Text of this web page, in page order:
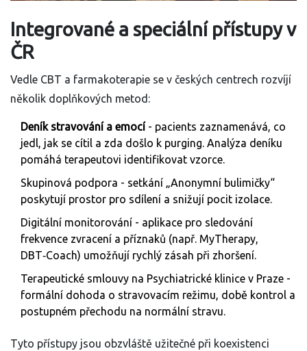
Integrované a speciální přístupy v
ČR
Vedle CBT a farmakoterapie se v českých centrech rozvíjí
několik doplňkových metod:
Deník stravování a emocí- pacients zaznamenává, co
jedl, jak se cítil a zda došlo k purging. Analýza deníku
pomáhá terapeutovi identifikovat vzorce.
Skupinová podpora - setkání „Anonymní bulimičky“
poskytují prostor pro sdílení a snižují pocit izolace.
Digitální monitorování - aplikace pro sledování
frekvence zvracení a příznaků (např. MyTherapy,
DBT‑Coach) umožňují rychlý zásah při zhoršení.
Terapeutické smlouvy na Psychiatrické klinice v Praze -
formální dohoda o stravovacím režimu, době kontrol a
postupném přechodu na normální stravu.
Tyto přístupy jsou obzvláště užitečné při koexistenci